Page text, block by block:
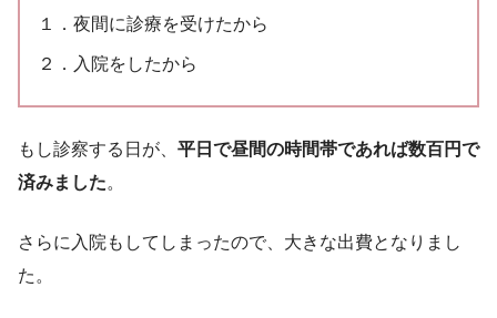
１．夜間に診療を受けたから
２．入院をしたから
もし診察する日が、 平日で昼間の時間帯であれば数百円で
済みました。
さらに入院もしてしまったので、大きな出費となりまし
た。